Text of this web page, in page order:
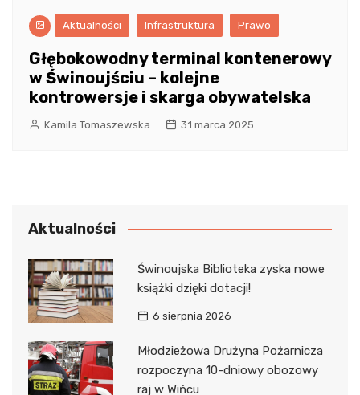
Aktualności Infrastruktura Prawo
Głębokowodny terminal kontenerowy
w Świnoujściu – kolejne
kontrowersje i skarga obywatelska
Kamila Tomaszewska 31 marca 2025
Aktualności
Świnoujska Biblioteka zyska nowe
książki dzięki dotacji!
6 sierpnia 2026
Młodzieżowa Drużyna Pożarnicza
rozpoczyna 10-dniowy obozowy
raj w Wińcu